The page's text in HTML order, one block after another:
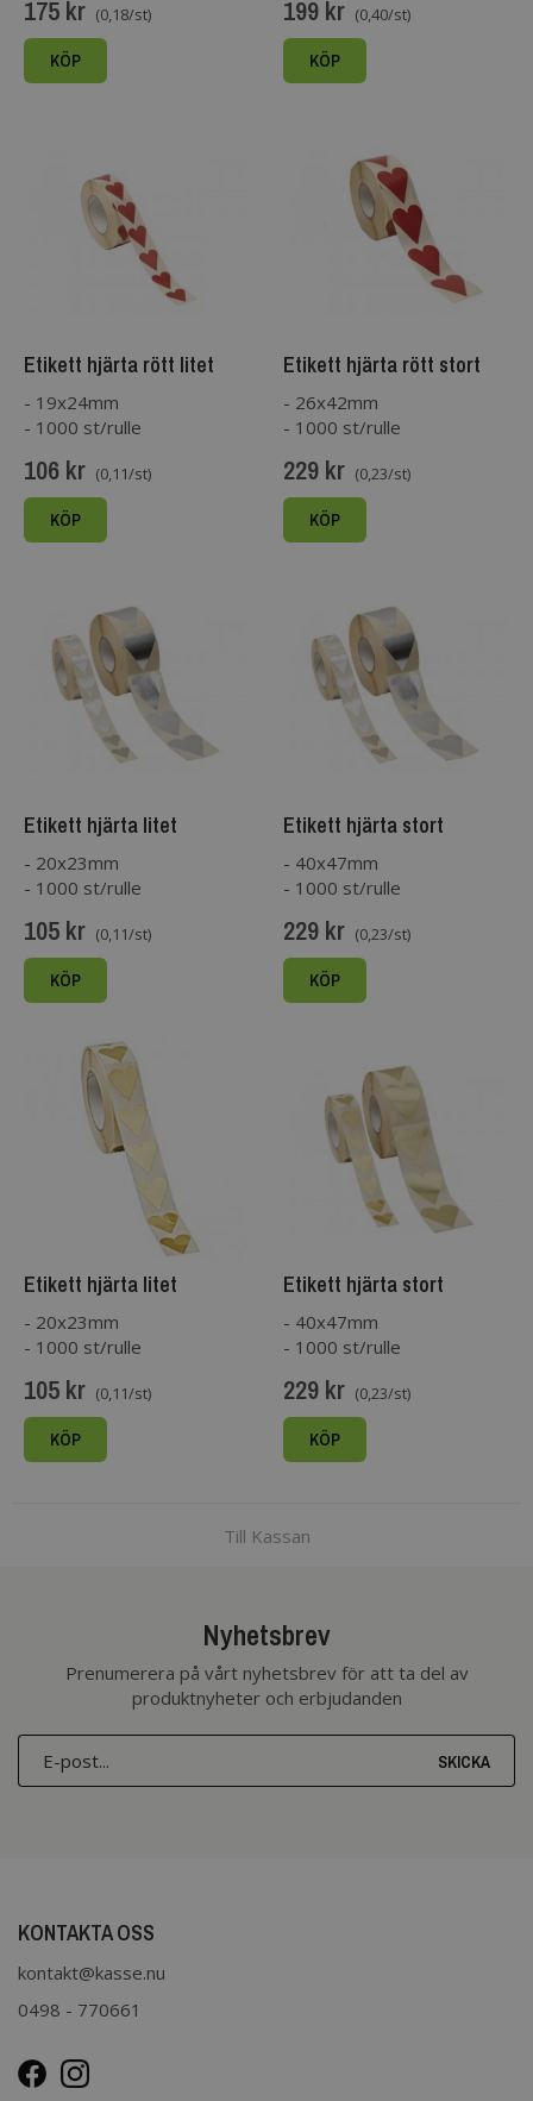
175 kr (0,18/st)
KÖP
199 kr (0,40/st)
KÖP
Etikett hjärta rött litet
- 1000 st/rulle
- 19x24mm
106 kr (0,11/st)
KÖP
Etikett hjärta rött stort
- 1000 st/rulle
- 26x42mm
229 kr (0,23/st)
KÖP
Etikett hjärta litet
silvermetallic
- 1000 st/rulle
- 20x23mm
105 kr (0,11/st)
KÖP
Etikett hjärta stort
silvermetallic
- 1000 st/rulle
- 40x47mm
229 kr (0,23/st)
KÖP
Etikett hjärta litet
guldmetallic
- 1000 st/rulle
- 20x23mm
105 kr (0,11/st)
KÖP
Etikett hjärta stort
guldmetallic
- 1000 st/rulle
- 40x47mm
229 kr (0,23/st)
KÖP
Till Kassan
Nyhetsbrev
Prenumerera på vårt nyhetsbrev för att ta del av
produktnyheter och erbjudanden
SKICKA
KONTAKTA OSS
kontakt@kasse.nu
0498 - 770661